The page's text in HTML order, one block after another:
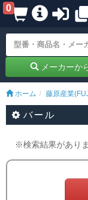
0
メーカーか
ホーム 藤原産業
バール
※検索結果がありま